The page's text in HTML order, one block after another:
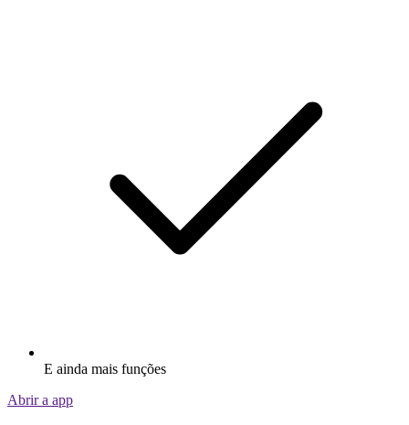
E ainda mais funções
Abrir a app